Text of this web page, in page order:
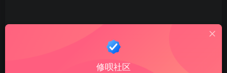
评分
欢迎为Ta评分
修呗社区